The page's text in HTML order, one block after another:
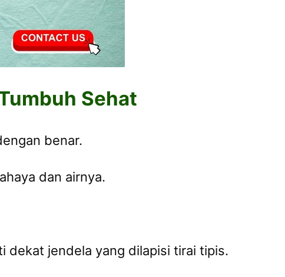
Sehat
benar.
dan airnya.
dekat jendela yang dilapisi tirai tipis.